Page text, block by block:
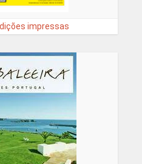
impressas